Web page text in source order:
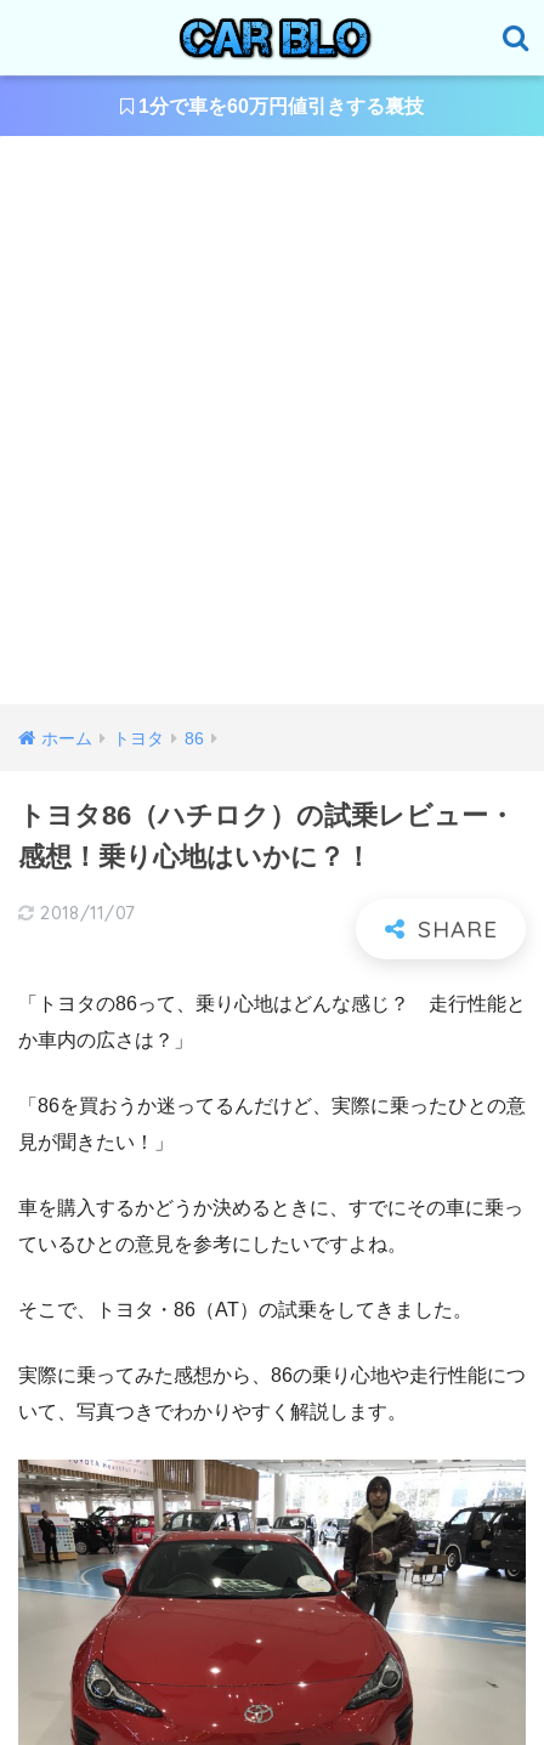
1分で車を60万円値引きする裏技
ホーム トヨタ 86
トヨタ86（ハチロク）の試乗レビュー・
感想！乗り心地はいかに？！
2018/11/07
「トヨタの86って、乗り心地はどんな感じ？ 走行性能と
か車内の広さは？」
「86を買おうか迷ってるんだけど、実際に乗ったひとの意
見が聞きたい！」
車を購入するかどうか決めるときに、すでにその車に乗っ
ているひとの意見を参考にしたいですよね。
そこで、トヨタ・86（AT）の試乗をしてきました。
実際に乗ってみた感想から、86の乗り心地や走行性能につ
いて、写真つきでわかりやすく解説します。